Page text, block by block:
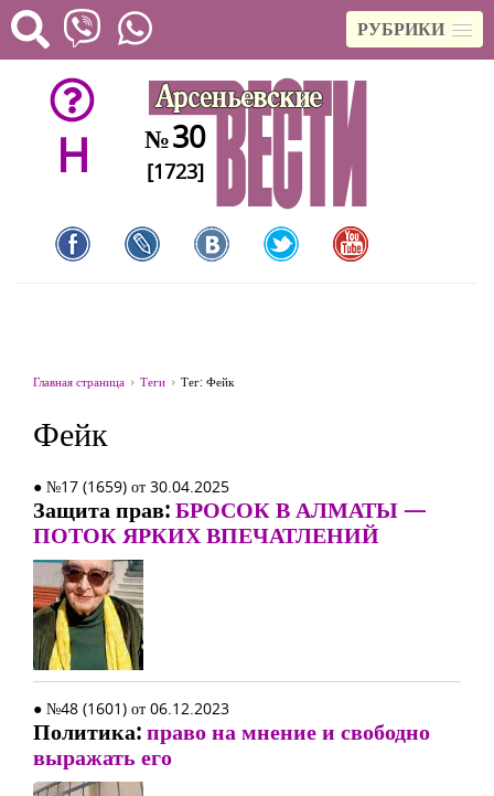
РУБРИКИ
H №30
[1723]
Главная страница Теги Тег: Фейк
Фейк
● №17 (1659) от 30.04.2025
Защита прав:БРОСОК В АЛМАТЫ —
ПОТОК ЯРКИХ ВПЕЧАТЛЕНИЙ
● №48 (1601) от 06.12.2023
Политика:право на мнение и свободно
выражать его